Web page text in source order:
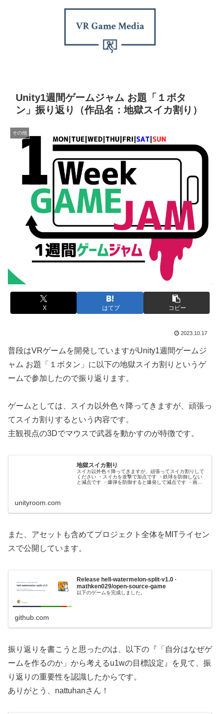
Unity1週間ゲームジャム お題「１ボタ
ン」振り返り（作品名：地獄スイカ割り）
その他
X はてブ コピー
2023.10.17
普段はVRゲームを開発していますがUnity1週間ゲームジ
ャム お題「１ボタン」に以下の地獄スイカ割りというゲ
ームで参加したので振り返ります。
ゲームとしては、スイカ以外色々降ってきますが、頑張っ
てスイカ割りするという内容です。
主観視点の3Dでマウスで武器を動かすのが特徴です。
地獄スイカ割り
スイカ以外色々降ってきますが、頑張ってスイカ割りして
ください ・スイカを攻撃で加点です ・鉄球を防御しない
と減点です ・爆弾を防御すると爆発して減点です ・画面
unityroom.com
また、アセットも含めてプロジェクト全体をMITライセン
スで公開しています。
Release hell-watermelon-split-v1.0 ·
mathken029/open-source-game
以下のゲームを完成しました。
github.com
振り返りを書こうと思ったのは、以下の『「自分はなぜゲ
ームを作るのか」から考えるu1wの目標設定』を見て、振
り返りの重要性を認識したからです。
ありがとう、nattuhanさん！